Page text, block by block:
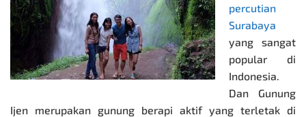
percutian
Surabaya
yang sangat
popular di
Indonesia.
Dan Gunung
Ijen merupakan gunung berapi aktif yang terletak di